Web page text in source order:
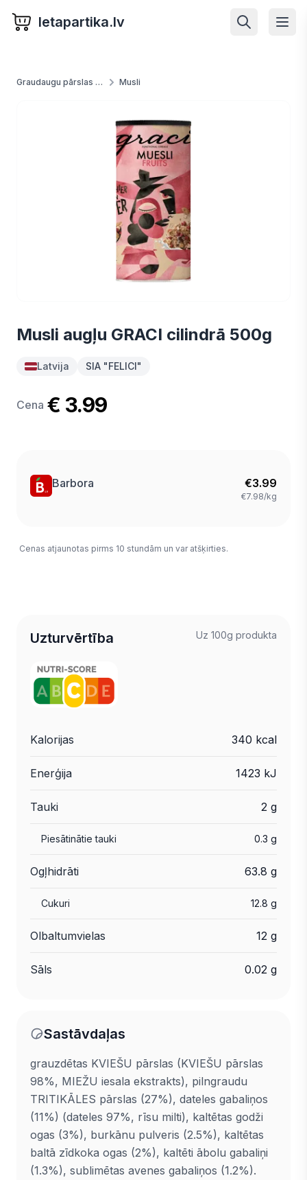
letapartika.lv
Graudaugu pārslas un putras Musli
Musli augļu GRACI cilindrā 500g
Latvija SIA "FELICI"
Cena € 3.99
Barbora €3.99
€7.98/kg
Cenas atjaunotas pirms 10 stundām un var atšķirties.
Uzturvērtība Uz 100g produkta
Kalorijas 340 kcal
Enerģija 1423 kJ
Tauki 2 g
Piesātinātie tauki 0.3 g
Ogļhidrāti 63.8 g
Cukuri 12.8 g
Olbaltumvielas 12 g
Sāls 0.02 g
Sastāvdaļas
grauzdētas KVIEŠU pārslas (KVIEŠU pārslas
98%, MIEŽU iesala ekstrakts), pilngraudu
TRITIKĀLES pārslas (27%), dateles gabaliņos
(11%) (dateles 97%, rīsu milti), kaltētas godži
ogas (3%), burkānu pulveris (2.5%), kaltētas
baltā zīdkoka ogas (2%), kaltēti ābolu gabaliņi
(1.3%), sublimētas avenes gabaliņos (1.2%).